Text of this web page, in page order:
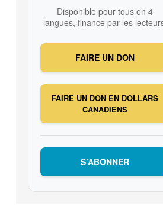
Disponible pour tous en 4
langues, financé par les
FAIRE UN DON
FAIRE UN DON EN DOLLARS
CANADIENS
S’ABONNER